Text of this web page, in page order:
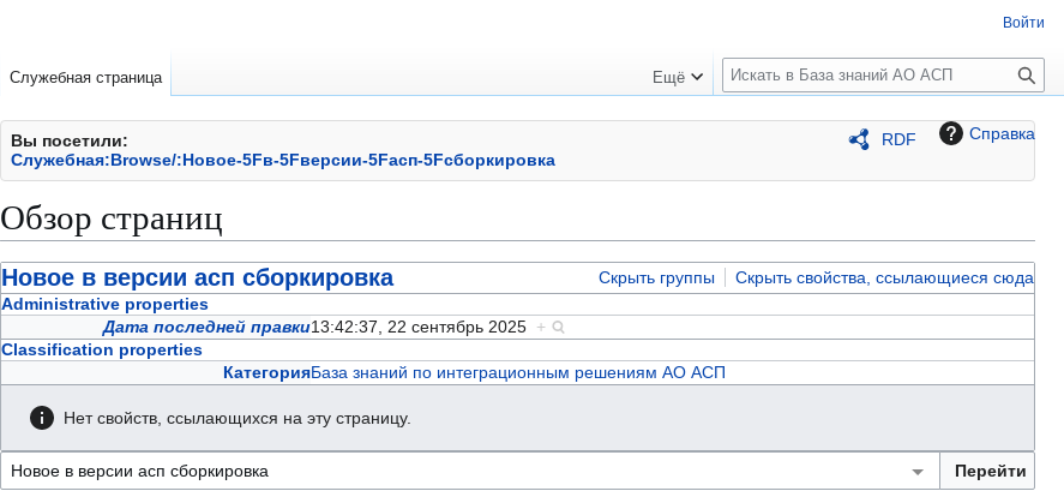
RDF Справка
Вы посетили:
Служебная:Browse/:Новое-5Fв-5Fверсии-5Fасп-5Fсборкировка
Обзор страниц
Перейти
к
Перейти
к
Новое в версии асп сборкировка Скрыть группы
Скрыть свойства, ссылающиеся сюда
Administrative properties
Дата последней правки13:42:37, 22 сентябрь 2025 +
Classification properties
КатегорияБаза знаний по интеграционным решениям АО АСП
Нет свойств, ссылающихся на эту страницу.
Войти
Служебная страница Ещё
П
о
и
к